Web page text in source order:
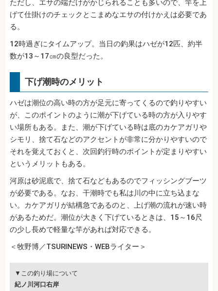
ただし、エサの端だけがかじられることも多いので、竿を上
げて仕掛けのチェックとこまめなエサの付けかえは必要であ
る。
12時過ぎにタイムアップ。当日の釣果はハゼが12匹、約半
数が13～17㎝の良型だった。
下げ潮時のメリット
ハゼは潮位の高い時の方が足元に寄ってくるので釣りやすい
が、このポイントのように潮が下げている時の方が入りやす
い場所もある。また、潮が下げている時は底のカケアガリや
シモリ、捨て石などのアクセントが非常に分かりやすいので
それを覚えておくと、次回釣行時のポイントが定まりやすい
というメリットもある。
河原は砂泥底で、捨て石などもあるのでフィッシングブーツ
が必要である。なお、干潮時でも私は川の中に立ち込まな
い。カケアガリが結構急であるのと、上げ潮の流れが速い時
があるためだ。潮位が大きく下げているときは、15～16尺
の少し長めで軽量な竿があれば対応できる。
＜牧野博／TSURINEWS・WEBライター＞
▼この釣り場について
紀ノ川河口右岸